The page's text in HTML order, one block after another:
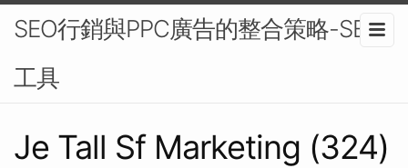
SEO行銷與PPC廣告的整合策略-SEO
工具
Je Tall Sf Marketing (324)